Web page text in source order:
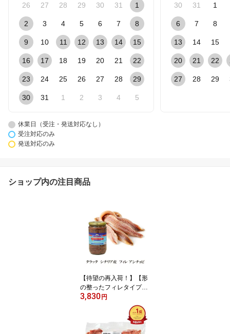
26 27 28 29 30 31 1
2 3 4 5 6 7 8
9 10 11 12 13 14 15
16 17 18 19 20 21 22
23 24 25 26 27 28 29
30 31 1 2 3 4 5
30 31 1
6 7 8
13 14 15
20 21 22
27 28 29
休業日（受注・発送対応なし）
受注対応のみ
発送対応のみ
ショップ内の注目商品
【待望の再入荷！】【形
の整ったフィレタイプ】
タラッタ イタリア シチ
リア産 フィレ アンチョ
ビ 720g 固形量400g 瓶
【業務用】 ｜イワシ 鰯
3,830円